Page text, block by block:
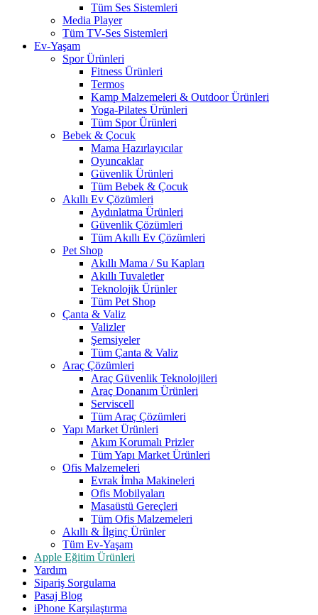
Tüm Ses Sistemleri
Media Player
Tüm TV-Ses Sistemleri
Ev-Yaşam
Spor Ürünleri
Fitness Ürünleri
Termos
Kamp Malzemeleri & Outdoor Ürünleri
Yoga-Pilates Ürünleri
Tüm Spor Ürünleri
Bebek & Çocuk
Mama Hazırlayıcılar
Oyuncaklar
Güvenlik Ürünleri
Tüm Bebek & Çocuk
Akıllı Ev Çözümleri
Aydınlatma Ürünleri
Güvenlik Çözümleri
Tüm Akıllı Ev Çözümleri
Pet Shop
Akıllı Mama / Su Kapları
Akıllı Tuvaletler
Teknolojik Ürünler
Tüm Pet Shop
Çanta & Valiz
Valizler
Şemsiyeler
Tüm Çanta & Valiz
Araç Çözümleri
Araç Güvenlik Teknolojileri
Araç Donanım Ürünleri
Serviscell
Tüm Araç Çözümleri
Yapı Market Ürünleri
Akım Korumalı Prizler
Tüm Yapı Market Ürünleri
Ofis Malzemeleri
Evrak İmha Makineleri
Ofis Mobilyaları
Masaüstü Gereçleri
Tüm Ofis Malzemeleri
Akıllı & İlginç Ürünler
Tüm Ev-Yaşam
Apple Eğitim Ürünleri
Yardım
Sipariş Sorgulama
Pasaj Blog
iPhone Karşılaştırma